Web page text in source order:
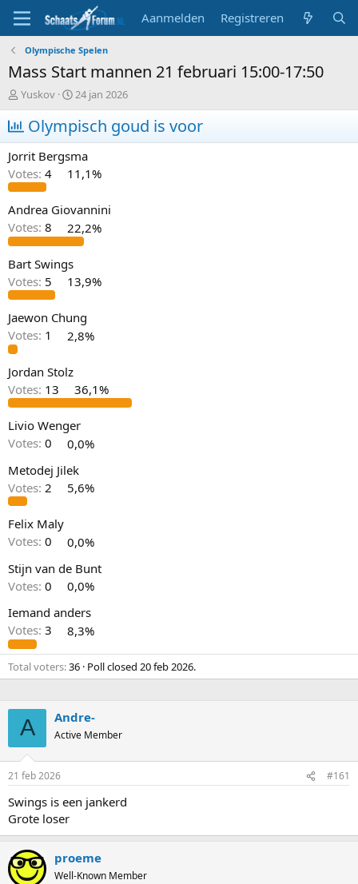
Aanmelden Registreren
Olympische Spelen
Mass Start mannen 21 februari 15:00-17:50
T
o
p
i
c
s
t
a
r
t
e
Yuskov
S
t
a
r
t
d
a
u
m
24 jan 2026
Olympisch goud is voor
Jorrit Bergsma
Votes: 4 11,1%
Andrea Giovannini
Votes: 8 22,2%
Bart Swings
Votes: 5 13,9%
Jaewon Chung
Votes: 1 2,8%
Jordan Stolz
Votes: 13 36,1%
Livio Wenger
Votes: 0
0,0%
Metodej Jilek
Votes: 2 5,6%
Felix Maly
Votes: 0
0,0%
Stijn van de Bunt
Votes: 0
0,0%
Iemand anders
Votes: 3 8,3%
Total voters 36 Poll closed 20 feb 2026.
A Andre-
Active Member
21 feb 2026 #161
Swings is een jankerd
Grote loser
proeme
Well-Known Member